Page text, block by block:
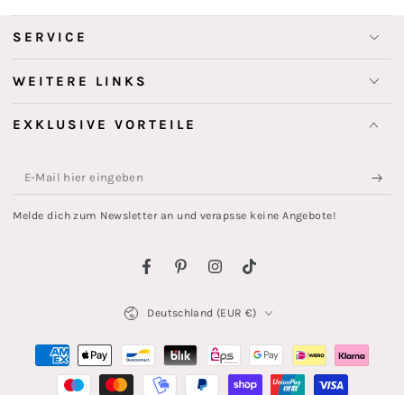
SERVICE
WEITERE LINKS
EXKLUSIVE VORTEILE
E-
Mail
Melde dich zum Newsletter an und verapsse keine Angebote!
FacebookPinterestInstagram
TikTok
Deutschland (EUR €)
Zahlungsmöglichkeiten